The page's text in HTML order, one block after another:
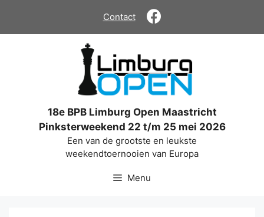
de
Contact
18e BPB Limburg Open Maastricht
Pinksterweekend 22 t/m 25 mei 2026
Een van de grootste en leukste
weekendtoernooien van Europa
Menu